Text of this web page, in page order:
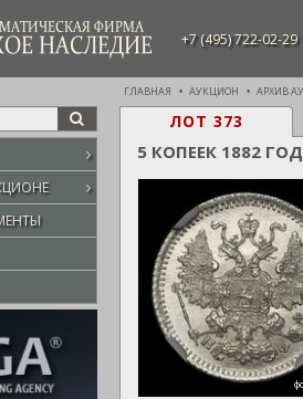
ФИРМА
НАСЛЕДИЕ +7 (495) 722-02-29
ГЛАВНАЯ АУКЦИОН АРХИВ
SEARCH ЛОТ 373
5 КОПЕЕК 1882